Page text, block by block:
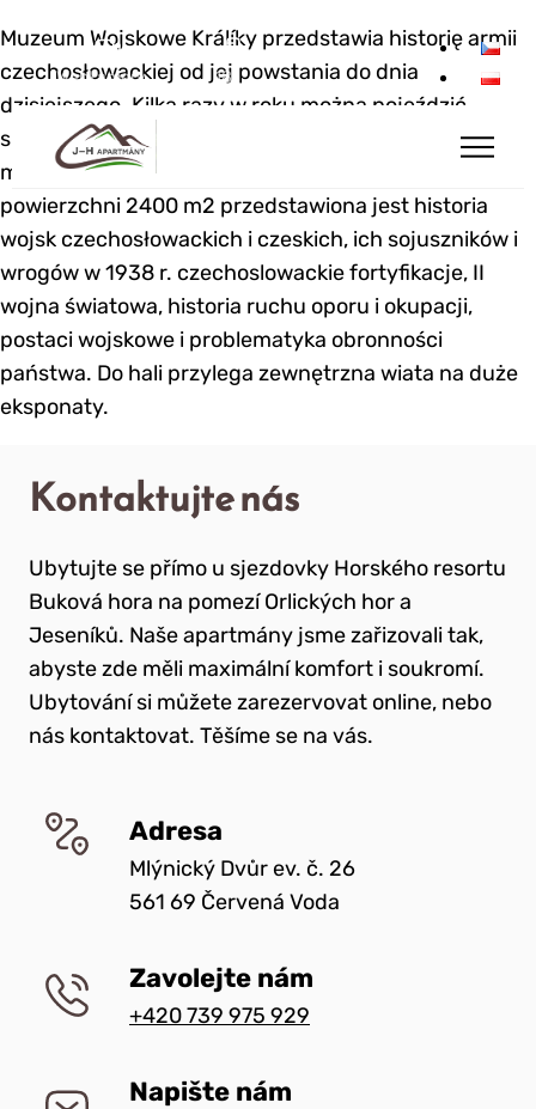
Webkamery 18°
Muzeum Wojskowe Králíky przedstawia historię armii
czechosłowackiej od jej powstania do dnia
dzisiejszego. Kilka razy w roku można pojeździć
sprzętem wojskowym lub oglądać wydarzenia
militarno-historyczne. W sali wystawowej o
powierzchni 2400 m2 przedstawiona jest historia
wojsk czechosłowackich i czeskich, ich sojuszników i
wrogów w 1938 r. czechoslowackie fortyfikacje, II
wojna światowa, historia ruchu oporu i okupacji,
postaci wojskowe i problematyka obronności
państwa. Do hali przylega zewnętrzna wiata na duże
eksponaty.
Kontaktujte nás
Ubytujte se přímo u sjezdovky Horského resortu
Buková hora na pomezí Orlických hor a
Jeseníků. Naše apartmány jsme zařizovali tak,
abyste zde měli maximální komfort i soukromí.
Ubytování si můžete zarezervovat online, nebo
nás kontaktovat. Těšíme se na vás.
Adresa
Mlýnický Dvůr ev. č. 26
561 69 Červená Voda
Zavolejte nám
+420 739 975 929
Napište nám